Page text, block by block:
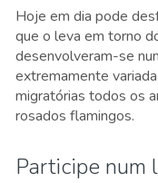
Hoje em dia pode
que o leva em torno
desenvolveram-se
extremamente
migratórias todos os
rosados flamingos.
Participe num